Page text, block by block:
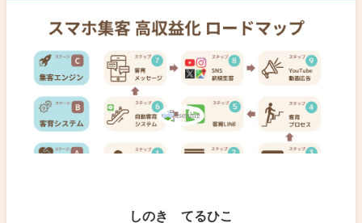
しのき てるひこ